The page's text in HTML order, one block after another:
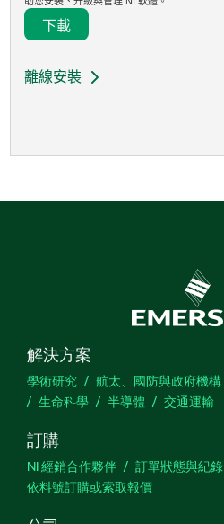
下載
離線安裝
解決方案
學術研究 航太、國防與政府機構
生命科學
半導體 交通運輸
訂購
NI 經銷合作夥伴 訂單狀態與紀錄
依料號訂購或索取報價